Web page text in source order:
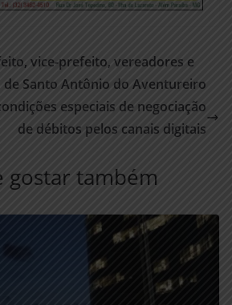
vice-prefeito, vereadores e
de Santo Antônio do Aventureiro
especiais de negociação
de débitos pelos canais digitais
gostar também